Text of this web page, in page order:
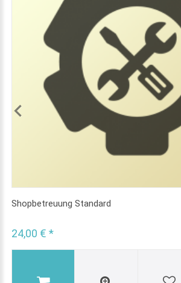
Shopbetreuung Standard
24,00 € *